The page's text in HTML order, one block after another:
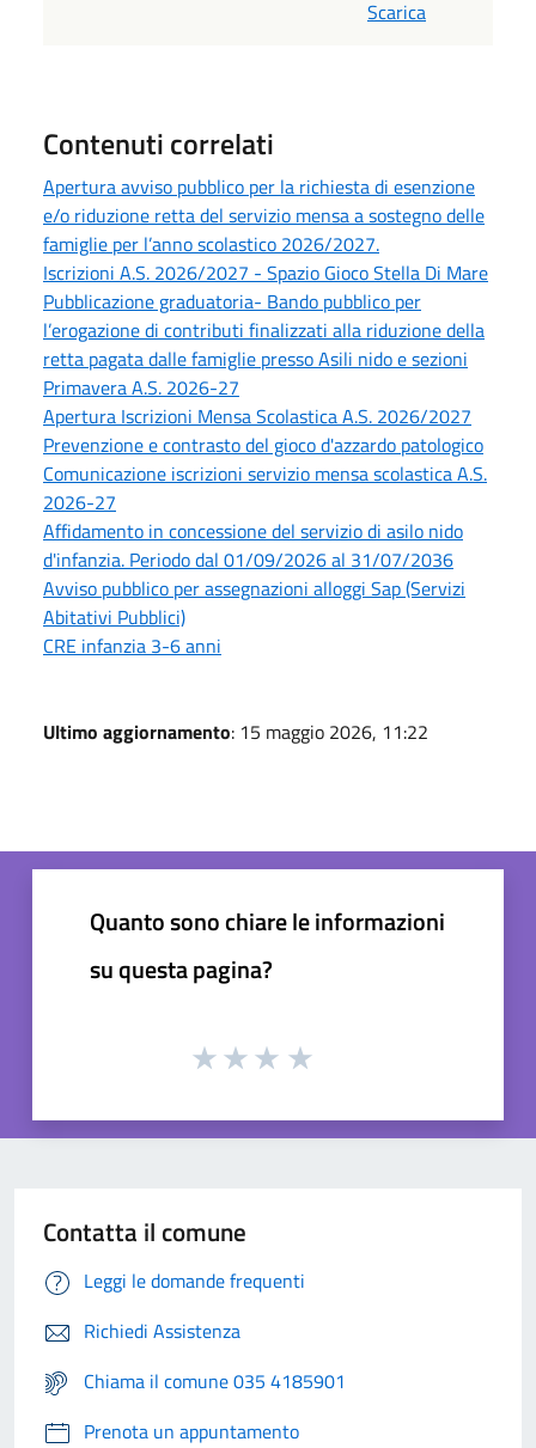
Scarica
Contenuti correlati
Apertura avviso pubblico per la richiesta di esenzione
e/o riduzione retta del servizio mensa a sostegno delle
famiglie per l’anno scolastico 2026/2027.
Iscrizioni A.S. 2026/2027 - Spazio Gioco Stella Di Mare
Pubblicazione graduatoria- Bando pubblico per
l’erogazione di contributi finalizzati alla riduzione della
retta pagata dalle famiglie presso Asili nido e sezioni
Primavera A.S. 2026-27
Apertura Iscrizioni Mensa Scolastica A.S. 2026/2027
Prevenzione e contrasto del gioco d'azzardo patologico
Comunicazione iscrizioni servizio mensa scolastica A.S.
2026-27
Affidamento in concessione del servizio di asilo nido
d'infanzia. Periodo dal 01/09/2026 al 31/07/2036
Avviso pubblico per assegnazioni alloggi Sap (Servizi
Abitativi Pubblici)
CRE infanzia 3-6 anni
Ultimo aggiornamento: 15 maggio 2026, 11:22
Quanto sono chiare le informazioni
su questa pagina?
Contatta il comune
Leggi le domande frequenti
Richiedi Assistenza
Chiama il comune 035 4185901
Prenota un appuntamento